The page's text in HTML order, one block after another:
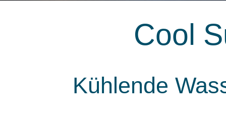
Cool
Kühlende